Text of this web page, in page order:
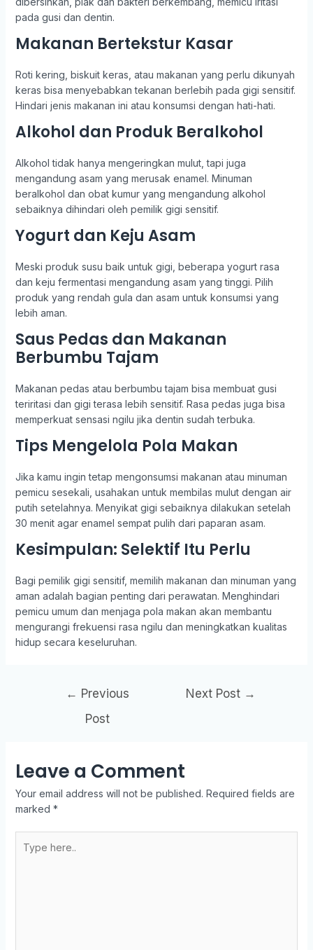
pada gusi dan dentin.
Makanan Bertekstur Kasar
Roti kering, biskuit keras, atau makanan yang perlu dikunyah
keras bisa menyebabkan tekanan berlebih pada gigi sensitif.
Hindari jenis makanan ini atau konsumsi dengan hati-hati.
Alkohol dan Produk Beralkohol
Alkohol tidak hanya mengeringkan mulut, tapi juga
mengandung asam yang merusak enamel. Minuman
beralkohol dan obat kumur yang mengandung alkohol
sebaiknya dihindari oleh pemilik gigi sensitif.
Yogurt dan Keju Asam
Meski produk susu baik untuk gigi, beberapa yogurt rasa
dan keju fermentasi mengandung asam yang tinggi. Pilih
produk yang rendah gula dan asam untuk konsumsi yang
lebih aman.
Saus Pedas dan Makanan
Berbumbu Tajam
Makanan pedas atau berbumbu tajam bisa membuat gusi
teriritasi dan gigi terasa lebih sensitif. Rasa pedas juga bisa
memperkuat sensasi ngilu jika dentin sudah terbuka.
Tips Mengelola Pola Makan
Jika kamu ingin tetap mengonsumsi makanan atau minuman
pemicu sesekali, usahakan untuk membilas mulut dengan air
putih setelahnya. Menyikat gigi sebaiknya dilakukan setelah
30 menit agar enamel sempat pulih dari paparan asam.
Kesimpulan: Selektif Itu Perlu
Bagi pemilik gigi sensitif, memilih makanan dan minuman yang
aman adalah bagian penting dari perawatan. Menghindari
pemicu umum dan menjaga pola makan akan membantu
mengurangi frekuensi rasa ngilu dan meningkatkan kualitas
hidup secara keseluruhan.
← Previous
Post
Next Post →
Leave a Comment
Your email address will not be published. Required fields are
marked *